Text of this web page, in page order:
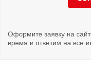
Оформите заявку на
время и ответим на все